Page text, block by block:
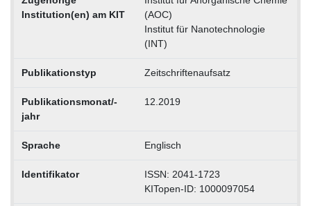
Institution(en) am KIT
(AOC)
Institut für Nanotechnologie
(INT)
Publikationstyp Zeitschriftenaufsatz
Publikationsmonat/-
jahr
12.2019
Sprache Englisch
Identifikator
ISSN: 2041-1723
KITopen-ID: 1000097054